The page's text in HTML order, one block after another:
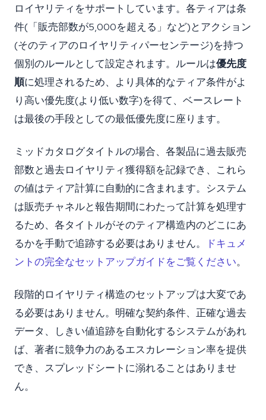
ロイヤリティをサポートしています。各ティアは条
件(「販売部数が5,000を超える」など)とアクション
(そのティアのロイヤリティパーセンテージ)を持つ
個別のルールとして設定されます。ルールは優先度
順に処理されるため、より具体的なティア条件がよ
り高い優先度(より低い数字)を得て、ベースレート
は最後の手段としての最低優先度に座ります。
ミッドカタログタイトルの場合、各製品に過去販売
部数と過去ロイヤリティ獲得額を記録でき、これら
の値はティア計算に自動的に含まれます。システム
は販売チャネルと報告期間にわたって計算を処理す
るため、各タイトルがそのティア構造内のどこにあ
るかを手動で追跡する必要はありません。
ドキュメ
ントの完全なセットアップガイドをご覧ください。
段階的ロイヤリティ構造のセットアップは大変であ
る必要はありません。明確な契約条件、正確な過去
データ、しきい値追跡を自動化するシステムがあれ
ば、著者に競争力のあるエスカレーション率を提供
でき、スプレッドシートに溺れることはありませ
ん。